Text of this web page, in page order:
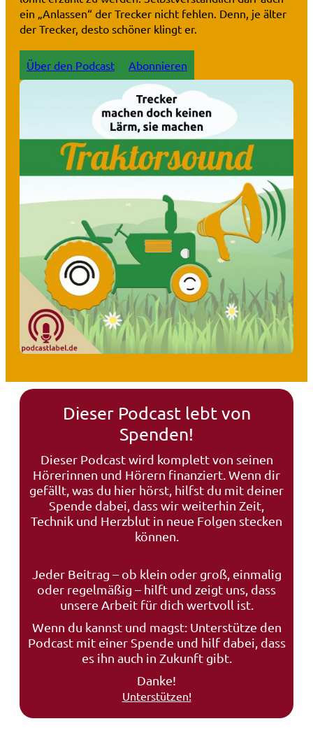
ein „Anlassen“ der Trecker nicht fehlen. Denn, je älter
der Trecker, desto schöner klingt er.
Über den Podcast Abonnieren
Dieser Podcast lebt von
Spenden!
Dieser Podcast wird komplett von seinen
Hörerinnen und Hörern finanziert. Wenn dir
gefällt, was du hier hörst, hilfst du mit deiner
Spende dabei, dass wir weiterhin Zeit,
Technik und Herzblut in neue Folgen stecken
können.
Jeder Beitrag – ob klein oder groß, einmalig
oder regelmäßig – hilft und zeigt uns, dass
unsere Arbeit für dich wertvoll ist.
Wenn du kannst und magst: Unterstütze den
Podcast mit einer Spende und hilf dabei, dass
es ihn auch in Zukunft gibt.
Danke!
Unterstützen!